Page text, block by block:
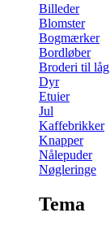
Billeder
Blomster
Bogmærker
Bordløber
Broderi til låg
Dyr
Etuier
Jul
Kaffebrikker
Knapper
Nålepuder
Nøgleringe
Tema